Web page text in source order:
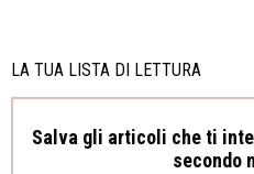
LA TUA LISTA DI LETTURA
Salva gli articoli che ti
secondo